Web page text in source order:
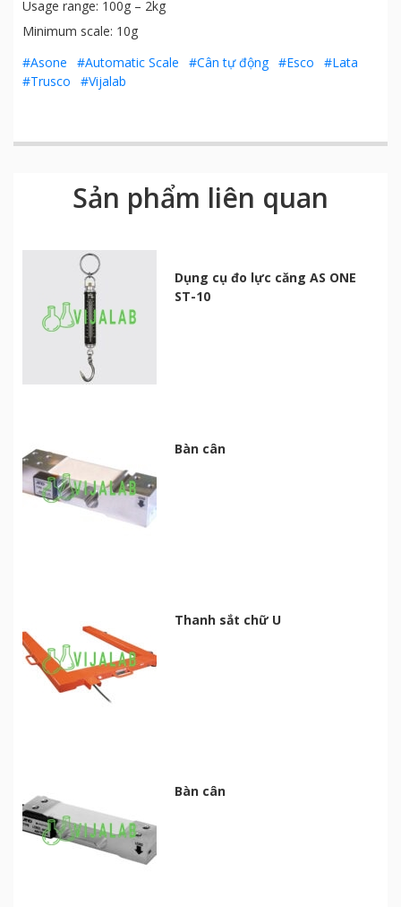
Usage range: 100g – 2kg
Minimum scale: 10g
#Asone
#Automatic Scale #Cân tự động #Esco
#Lata
#Trusco
#Vijalab
Sản phẩm liên quan
Dụng cụ đo lực căng AS ONE
ST-10
Bàn cân
Thanh sắt chữ U
Bàn cân